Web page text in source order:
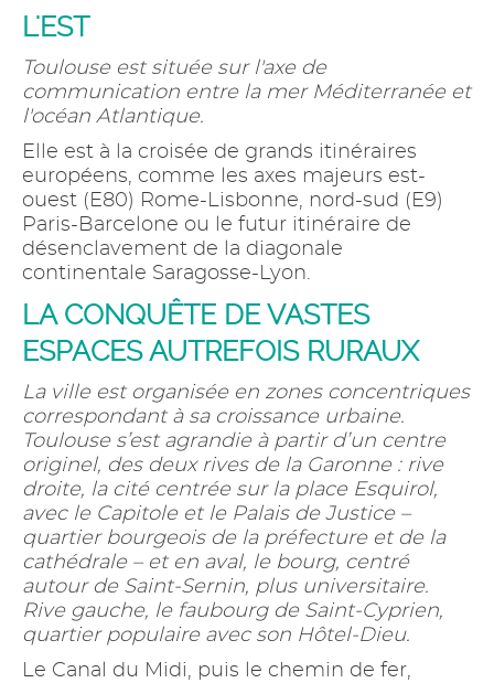
L'EST
Toulouse est située sur l'axe de
communication entre la mer Méditerranée et
l'océan Atlantique.
Elle est à la croisée de grands itinéraires
européens, comme les axes majeurs est-
ouest (E80) Rome-Lisbonne, nord-sud (E9)
Paris-Barcelone ou le futur itinéraire de
désenclavement de la diagonale
continentale Saragosse-Lyon.
LA CONQUÊTE DE VASTES
ESPACES AUTREFOIS RURAUX
La ville est organisée en zones concentriques
correspondant à sa croissance urbaine.
Toulouse s’est agrandie à partir d’un centre
originel, des deux rives de la Garonne : rive
droite, la cité centrée sur la place Esquirol,
avec le Capitole et le Palais de Justice –
quartier bourgeois de la préfecture et de la
cathédrale – et en aval, le bourg, centré
autour de Saint-Sernin, plus universitaire.
Rive gauche, le faubourg de Saint-Cyprien,
quartier populaire avec son Hôtel-Dieu.
Le Canal du Midi, puis le chemin de fer,